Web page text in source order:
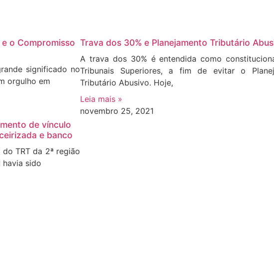
o Compromisso
significado no
orgulho em
Trava dos 30% e Planejamento Tributário
A trava dos 30% é entendida como
Tribunais Superiores, a fim de evitar o
Tributário Abusivo. Hoje,
Leia mais »
novembro 25, 2021
de vínculo
e banco
TRT da 2ª região
sido